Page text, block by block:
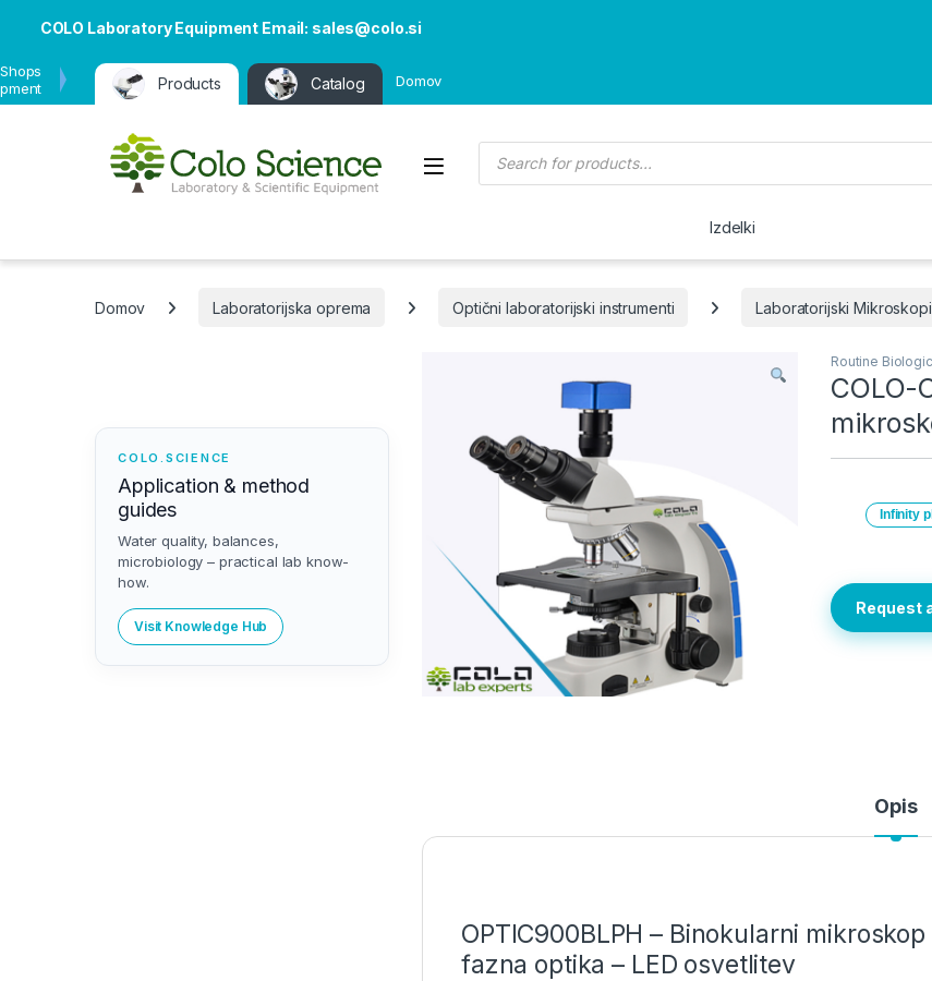
COLO Laboratory Equipment Email: sales@colo.si
Products Catalog Domov
Open
Products search
Izdelki
Domov Laboratorijska oprema Optični laboratorijski instrumenti Laboratorijski Mikroskopi
Routine
COLO-
Infinity
Request
Opis
OPTIC900BLPH – Binokularni
fazna optika – LED osvetlitev
COLO.SCIENCE
Application & method
guides
Water quality, balances,
microbiology – practical lab know-
how.
Visit Knowledge Hub